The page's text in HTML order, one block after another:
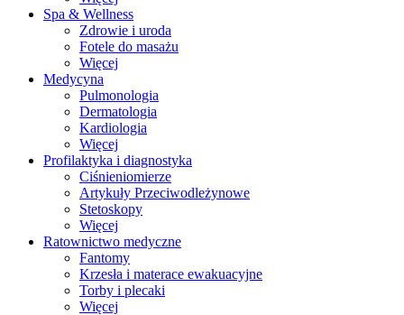
Spa & Wellness
Zdrowie i uroda
Fotele do masażu
Więcej
Medycyna
Pulmonologia
Dermatologia
Kardiologia
Więcej
Profilaktyka i diagnostyka
Ciśnieniomierze
Artykuły Przeciwodleżynowe
Stetoskopy
Więcej
Ratownictwo medyczne
Fantomy
Krzesła i materace ewakuacyjne
Torby i plecaki
Więcej